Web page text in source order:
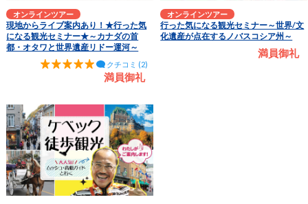
オンラインツアー
現地からライブ案内あり！★行った気
になる観光セミナー★～カナダの首
都・オタワと世界遺産リドー運河～
クチコミ (2)
満員御礼
オンラインツアー
行った気になる観光セミナー～世界/文
化遺産が点在するノバスコシア州～
満員御礼